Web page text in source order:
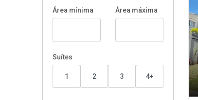
Área mínima Área máxima
Suítes
1 2 3 4+